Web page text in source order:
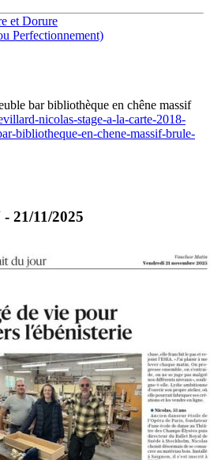
et Dorure
Perfectionnement)
bar bibliothèque en chêne massif
nicolas-stage-a-la-carte-2018-
bibliotheque-en-chene-massif-brule-
21/11/2025